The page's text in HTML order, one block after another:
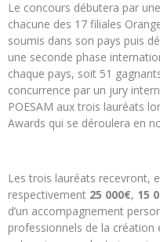
Le concours débutera par
chacune des 17 filiales
soumis dans son pays puis
une seconde phase
chaque pays, soit 51
concurrence par un jury
POESAM aux trois lauréats
Awards qui se déroulera en
Les trois lauréats recevront,
respectivement 25 000€, 15
d’un accompagnement
professionnels de la